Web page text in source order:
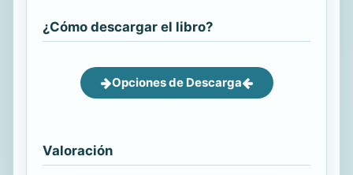
¿Cómo descargar el libro?
Opciones de Descarga
Valoración